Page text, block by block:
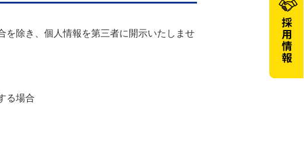
を除き、個人情報を第三者に開示いたしませ
る場合